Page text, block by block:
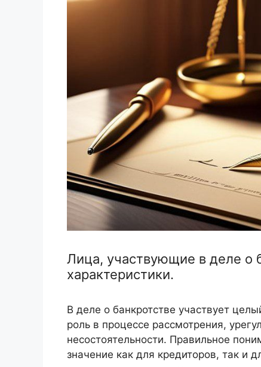
Лица, участвующие в деле о
характеристики.
В деле о банкротстве участвует
роль в процессе рассмотрения,
несостоятельности. Правильное
значение как для кредиторов, так и